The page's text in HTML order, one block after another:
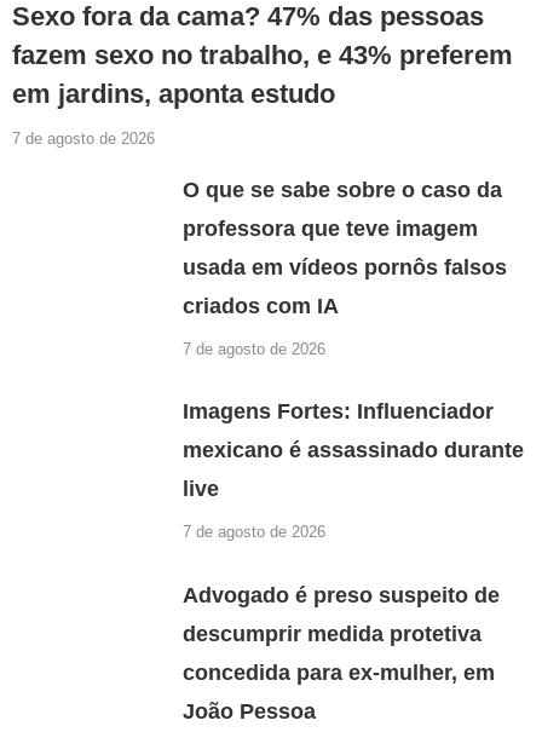
Sexo fora da cama? 47% das pessoas
fazem sexo no trabalho, e 43% preferem
em jardins, aponta estudo
7 de agosto de 2026
O que se sabe sobre o caso da
professora que teve imagem
usada em vídeos pornôs falsos
criados com IA
7 de agosto de 2026
Imagens Fortes: Influenciador
mexicano é assassinado durante
live
7 de agosto de 2026
Advogado é preso suspeito de
descumprir medida protetiva
concedida para ex-mulher, em
João Pessoa